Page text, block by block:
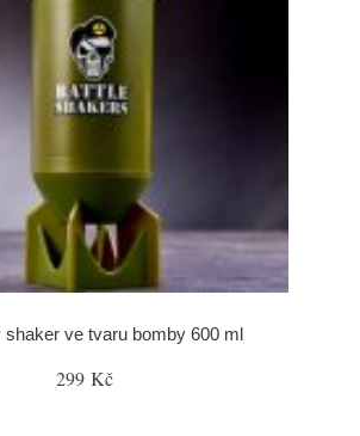
shaker ve tvaru bomby 600 ml
299 Kč